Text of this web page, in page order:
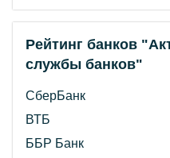
Рейтинг банков
службы банков"
СберБанк
ВТБ
ББР Банк